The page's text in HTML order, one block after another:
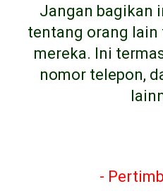
Jangan bagikan
tentang orang lain
mereka. Ini
nomor telepon,
-